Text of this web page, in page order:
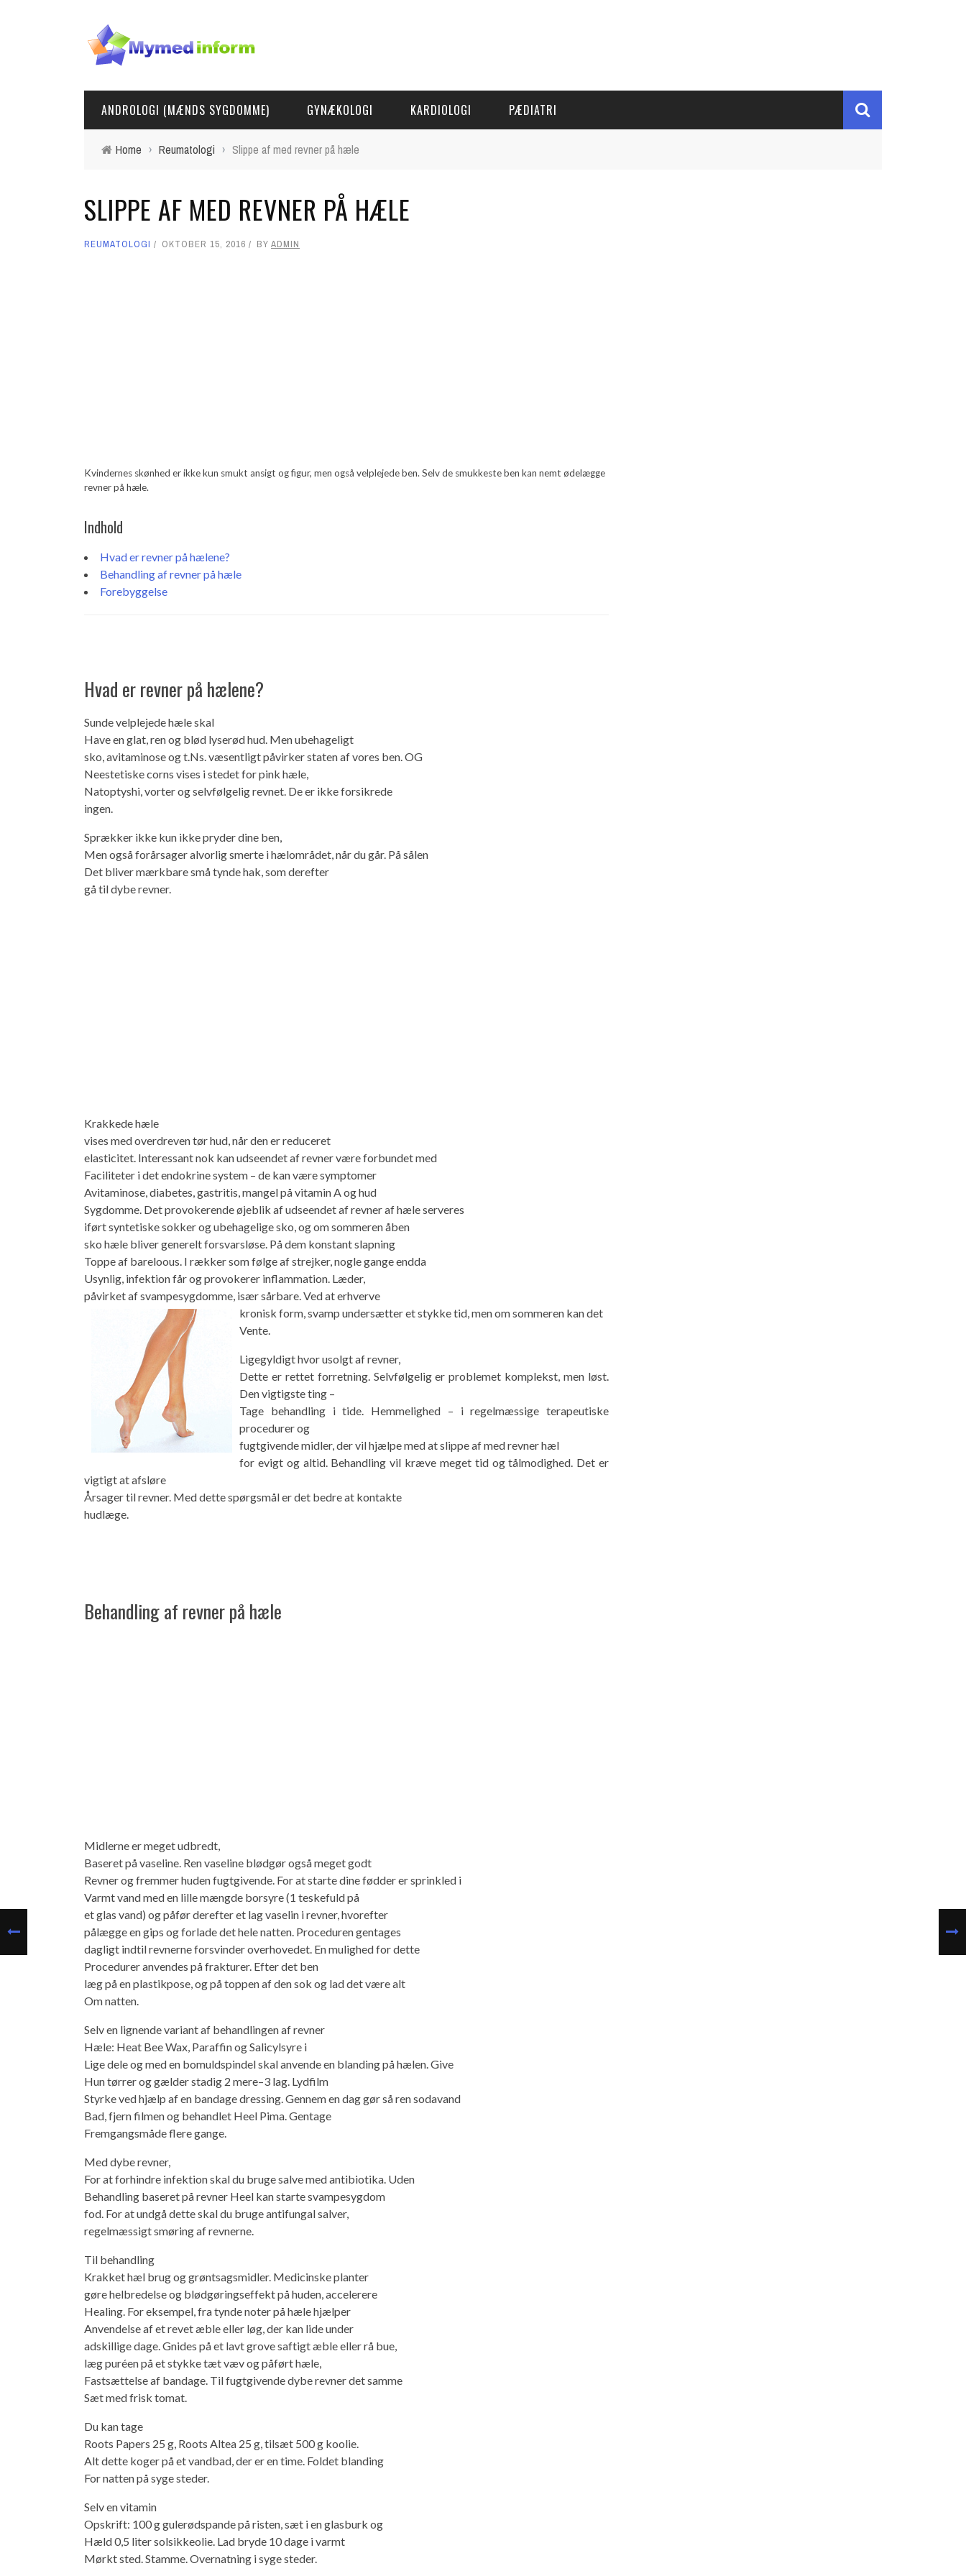
ANDROLOGI (MÆNDS SYGDOMME) GYNÆKOLOGI KARDIOLOGI PÆDIATRI
Home › Reumatologi › Slippe af med revner på hæle
SLIPPE AF MED REVNER PÅ HÆLE
REUMATOLOGI OKTOBER 15, 2016 BY ADMIN
Kvindernes skønhed er ikke kun smukt ansigt og figur, men også velplejede ben. Selv de smukkeste ben kan nemt ødelægge
revner på hæle.
Indhold
Hvad er revner på hælene?
Behandling af revner på hæle
Forebyggelse
Hvad er revner på hælene?
Sunde velplejede hæle skal
Have en glat, ren og blød lyserød hud. Men ubehageligt
sko, avitaminose og t.Ns. væsentligt påvirker staten af ​​vores ben. OG
Neestetiske corns vises i stedet for pink hæle,
Natoptyshi, vorter og selvfølgelig revnet. De er ikke forsikrede
ingen.
Sprækker ikke kun ikke pryder dine ben,
Men også forårsager alvorlig smerte i hælområdet, når du går. På sålen
Det bliver mærkbare små tynde hak, som derefter
gå til dybe revner.
Krakkede hæle
vises med overdreven tør hud, når den er reduceret
elasticitet. Interessant nok kan udseendet af revner være forbundet med
Faciliteter i det endokrine system – de kan være symptomer
Avitaminose, diabetes, gastritis, mangel på vitamin A og hud
Sygdomme. Det provokerende øjeblik af udseendet af revner af hæle serveres
iført syntetiske sokker og ubehagelige sko, og om sommeren åben
sko hæle bliver generelt forsvarsløse. På dem konstant slapning
Toppe af bareloous. I rækker som følge af strejker, nogle gange endda
Usynlig, infektion får og provokerer inflammation. Læder,
påvirket af svampesygdomme, især sårbare. Ved at erhverve
kronisk form, svamp undersætter et stykke tid, men om sommeren kan det
Vente.
Ligegyldigt hvor usolgt af revner,
Dette er rettet forretning. Selvfølgelig er problemet komplekst, men løst.
Den vigtigste ting –
Tage behandling i tide. Hemmelighed – i regelmæssige terapeutiske
procedurer og
fugtgivende midler, der vil hjælpe med at slippe af med revner hæl
for evigt og altid. Behandling vil kræve meget tid og tålmodighed. Det er
vigtigt at afsløre
Årsager til revner. Med dette spørgsmål er det bedre at kontakte
hudlæge.
Behandling af revner på hæle
Midlerne er meget udbredt,
Baseret på vaseline. Ren vaseline blødgør også meget godt
Revner og fremmer huden fugtgivende. For at starte dine fødder er sprinkled i
Varmt vand med en lille mængde borsyre (1 teskefuld på
et glas vand) og påfør derefter et lag vaselin i revner, hvorefter
pålægge en gips og forlade det hele natten. Proceduren gentages
dagligt indtil revnerne forsvinder overhovedet. En mulighed for dette
Procedurer anvendes på frakturer. Efter det ben
læg på en plastikpose, og på toppen af ​​den sok og lad det være alt
Om natten.
Selv en lignende variant af behandlingen af ​​revner
Hæle: Heat Bee Wax, Paraffin og Salicylsyre i
Lige dele og med en bomuldspindel skal anvende en blanding på hælen. Give
Hun tørrer og gælder stadig 2 mere–3 lag. Lydfilm
Styrke ved hjælp af en bandage dressing. Gennem en dag gør så ren sodavand
Bad, fjern filmen og behandlet Heel Pima. Gentage
Fremgangsmåde flere gange.
Med dybe revner,
For at forhindre infektion skal du bruge salve med antibiotika. Uden
Behandling baseret på revner Heel kan starte svampesygdom
fod. For at undgå dette skal du bruge antifungal salver,
regelmæssigt smøring af revnerne.
Til behandling
Krakket hæl brug og grøntsagsmidler. Medicinske planter
gøre helbredelse og blødgøringseffekt på huden, accelerere
Healing. For eksempel, fra tynde noter på hæle hjælper
Anvendelse af et revet æble eller løg, der kan lide under
adskillige dage. Gnides på et lavt grove saftigt æble eller rå bue,
læg puréen på et stykke tæt væv og påført hæle,
Fastsættelse af bandage. Til fugtgivende dybe revner det samme
Sæt med frisk tomat.
Du kan tage
Roots Papers 25 g, Roots Altea 25 g, tilsæt 500 g koolie.
Alt dette koger på et vandbad, der er en time. Foldet blanding
For natten på syge steder.
Selv en vitamin
Opskrift: 100 g gulerødspande på risten, sæt i en glasburk og
Hæld 0,5 liter solsikkeolie. Lad bryde 10 dage i varmt
Mørkt sted. Stamme. Overnatning i syge steder.